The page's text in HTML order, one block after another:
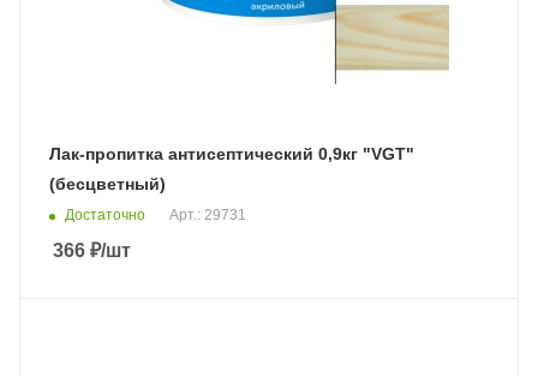
Лак-пропитка антисептический 0,9кг "VGT"
(бесцветный)
Достаточно Арт.: 29731
366 ₽/шт